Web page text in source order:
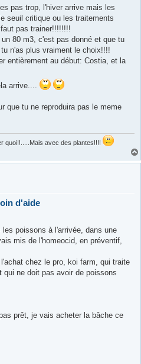
pas trop, l'hiver arrive mais les
seuil critique ou les traitements
pas trainer!!!!!!!!
80 m3, c'est pas donné et que tu
n'as plus vraiment le choix!!!!
entièrement au début: Costia, et la
arrive....
que tu ne reproduira pas le meme
quoi!!.....Mais avec des plantes!!!!
d'aide
poissons à l'arrivée, dans une
mis de l'homeocid, en préventif,
chez le pro, koi farm, qui traite
ne doit pas avoir de poissons
prêt, je vais acheter la bâche ce